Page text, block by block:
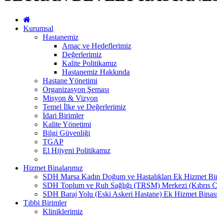
Kurumsal
Hastanemiz
Amaç ve Hedeflerimiz
Değerlerimiz
Kalite Politikamız
Hastanemiz Hakkında
Hastane Yönetimi
Organizasyon Şeması
Misyon & Vizyon
Temel İlke ve Değerlerimiz
İdari Birimler
Kalite Yönetimi
Bilgi Güvenliği
TGAP
El Hijyeni Politikamız
Hizmet Binalarımız
SDH Marsa Kadın Doğum ve Hastalıkları Ek Hizmet
SDH Toplum ve Ruh Sağlığı (TRSM) Merkezi (Kıbrıs
SDH Baraj Yolu (Eski Askeri Hastane) Ek Hizmet Binası
Tıbbi Birimler
Kliniklerimiz